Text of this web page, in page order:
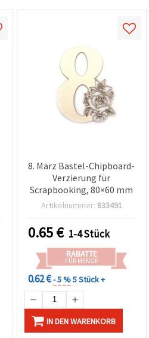
8. März Bastel-Chipboard-
Verzierung für
Scrapbooking, 80×60 mm
Artikelnummer: 833491
0.65€ 1-4 Stück
RABATTE
FÜR MENGE
0.62 €- 5 %5 Stück +
IN DEN WARENKORB